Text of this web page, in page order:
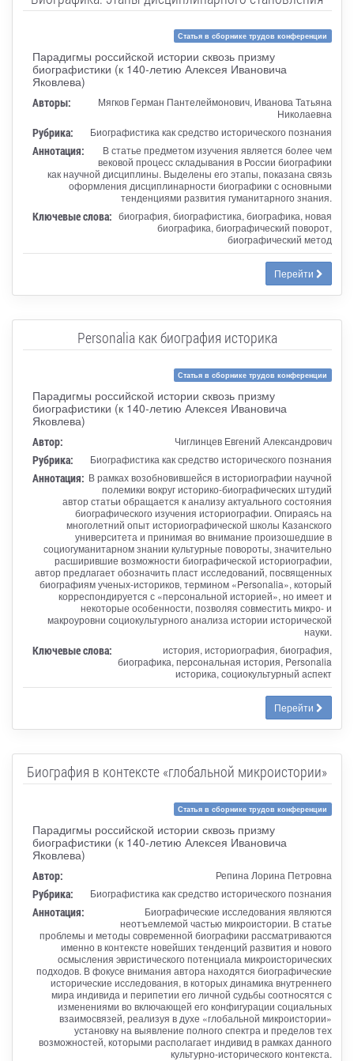
Статья в сборнике трудов конференции
Парадигмы российской истории сквозь призму
биографистики (к 140-летию Алексея Ивановича
Яковлева)
Авторы:
Мягков Герман Пантелеймонович, Иванова Татьяна
Николаевна
Рубрика: Биографистика как средство исторического познания
Аннотация:
В статье предметом изучения является более чем
вековой процесс складывания в России биографики
как научной дисциплины. Выделены его этапы, показана связь
оформления дисциплинарности биографики с основными
тенденциями развития гуманитарного знания.
Ключевые слова: биография, биографистика, биографика, новая
биографика, биографический поворот,
биографический метод
Перейти
Personalia как биография историка
Статья в сборнике трудов конференции
Парадигмы российской истории сквозь призму
биографистики (к 140-летию Алексея Ивановича
Яковлева)
Автор: Чиглинцев Евгений Александрович
Рубрика: Биографистика как средство исторического познания
Аннотация: В рамках возобновившейся в историографии научной
полемики вокруг историко-биографических штудий
автор статьи обращается к анализу актуального состояния
биографического изучения историографии. Опираясь на
многолетний опыт историографической школы Казанского
университета и принимая во внимание произошедшие в
социогуманитарном знании культурные повороты, значительно
расширившие возможности биографической историографии,
автор предлагает обозначить пласт исследований, посвященных
биографиям ученых-историков, термином «Personalia», который
корреспондируется с «персональной историей», но имеет и
некоторые особенности, позволяя совместить микро- и
макроуровни социокультурного анализа истории исторической
науки.
Ключевые слова:
история, историография, биография,
биографика, персональная история, Personalia
историка, социокультурный аспект
Перейти
Биография в контексте «глобальной микроистории»
Статья в сборнике трудов конференции
Парадигмы российской истории сквозь призму
биографистики (к 140-летию Алексея Ивановича
Яковлева)
Автор: Репина Лорина Петровна
Рубрика: Биографистика как средство исторического познания
Аннотация:
Биографические исследования являются
неотъемлемой частью микроистории. В статье
проблемы и методы современной биографики рассматриваются
именно в контексте новейших тенденций развития и нового
осмысления эвристического потенциала микроисторических
подходов. В фокусе внимания автора находятся биографические
исторические исследования, в которых динамика внутреннего
мира индивида и перипетии его личной судьбы соотносятся с
изменениями во включающей его конфигурации социальных
взаимосвязей, реализуя в духе «глобальной микроистории»
установку на выявление полного спектра и пределов тех
возможностей, которыми располагает индивид в рамках данного
культурно-исторического контекста.